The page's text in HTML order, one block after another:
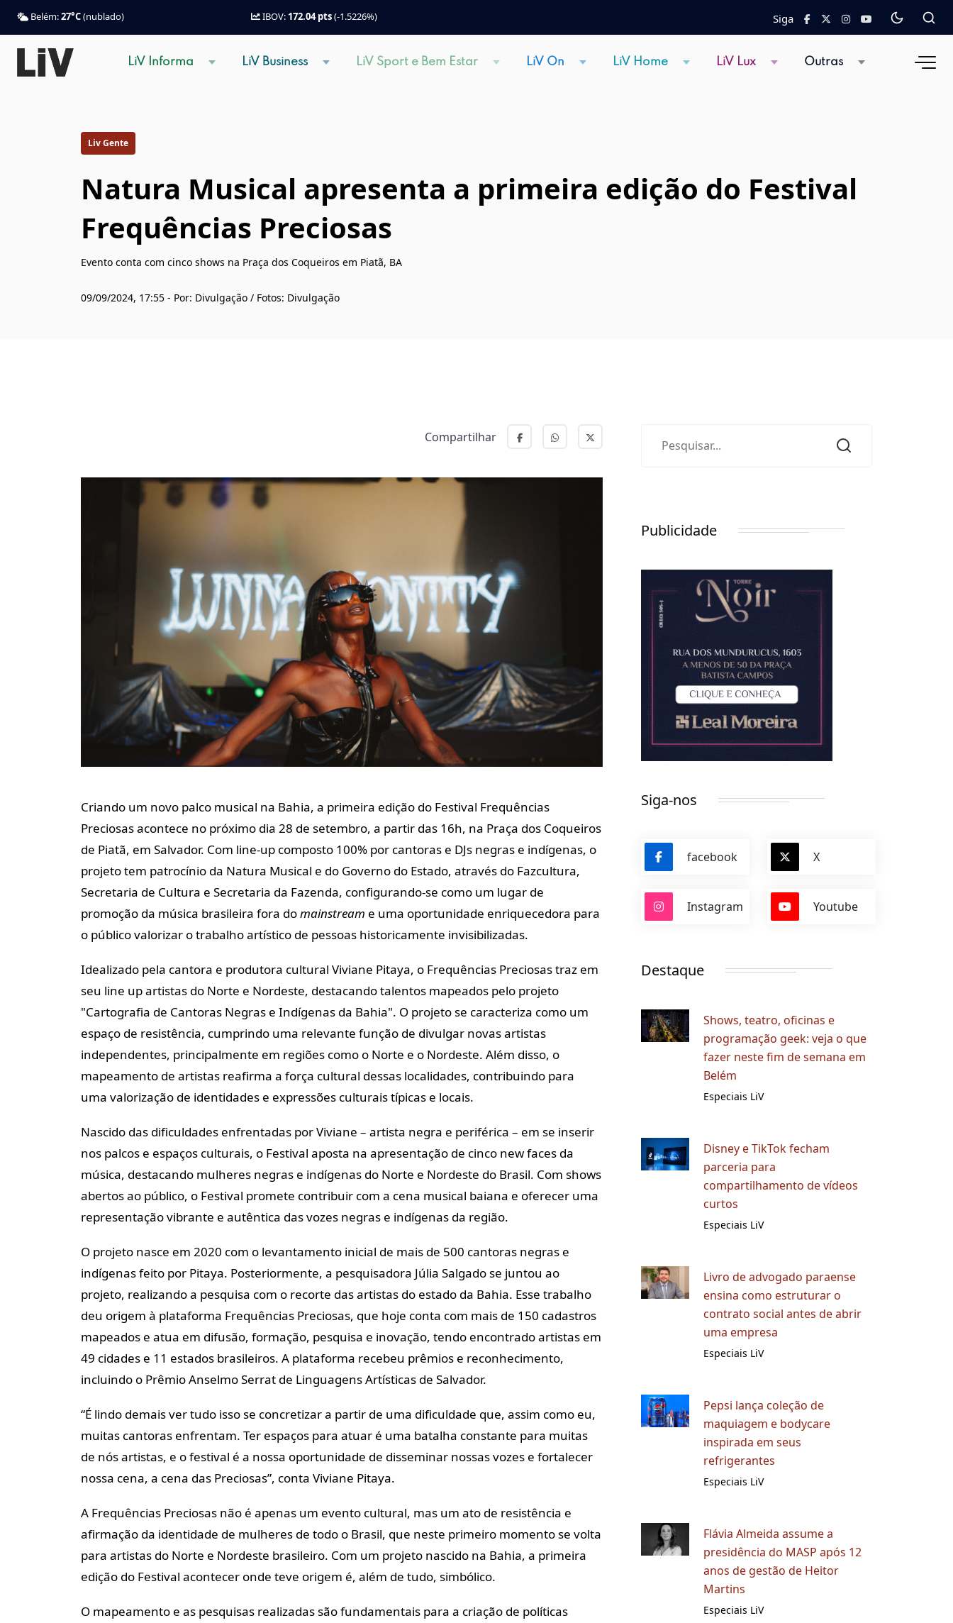
Belém:27°C(nublado) IBOV: 172.04 pts(-1.5226%) Siga
LiV Informa LiV Business LiV Sport e Bem Estar LiV On LiV Home LiV Lux Outras
Liv Gente
Natura Musical apresenta a primeira edição do Festival
Frequências Preciosas
Evento conta com cinco shows na Praça dos Coqueiros em Piatã, BA
09/09/2024, 17:55 - Por: Divulgação / Fotos: Divulgação
Compartilhar
Criando um novo palco musical na Bahia, a primeira edição do Festival Frequências
Preciosas acontece no próximo dia 28 de setembro, a partir das 16h, na Praça dos Coqueiros
de Piatã, em Salvador. Com line-up composto 100% por cantoras e DJs negras e indígenas, o
projeto tem patrocínio da Natura Musical e do Governo do Estado, através do Fazcultura,
Secretaria de Cultura e Secretaria da Fazenda, configurando-se como um lugar de
promoção da música brasileira fora domainstream e uma oportunidade enriquecedora para
o público valorizar o trabalho artístico de pessoas historicamente invisibilizadas.
Idealizado pela cantora e produtora cultural Viviane Pitaya, o Frequências Preciosas traz em
seu line up artistas do Norte e Nordeste, destacando talentos mapeados pelo projeto
"Cartografia de Cantoras Negras e Indígenas da Bahia". O projeto se caracteriza como um
espaço de resistência, cumprindo uma relevante função de divulgar novas artistas
independentes, principalmente em regiões como o Norte e o Nordeste. Além disso, o
mapeamento de artistas reafirma a força cultural dessas localidades, contribuindo para
uma valorização de identidades e expressões culturais típicas e locais.
Nascido das dificuldades enfrentadas por Viviane – artista negra e periférica – em se inserir
nos palcos e espaços culturais, o Festival aposta na apresentação de cinco new faces da
música, destacando mulheres negras e indígenas do Norte e Nordeste do Brasil. Com shows
abertos ao público, o Festival promete contribuir com a cena musical baiana e oferecer uma
representação vibrante e autêntica das vozes negras e indígenas da região.
O projeto nasce em 2020 com o levantamento inicial de mais de 500 cantoras negras e
indígenas feito por Pitaya. Posteriormente, a pesquisadora Júlia Salgado se juntou ao
projeto, realizando a pesquisa com o recorte das artistas do estado da Bahia. Esse trabalho
deu origem à plataforma Frequências Preciosas, que hoje conta com mais de 150 cadastros
mapeados e atua em difusão, formação, pesquisa e inovação, tendo encontrado artistas em
49 cidades e 11 estados brasileiros. A plataforma recebeu prêmios e reconhecimento,
incluindo o Prêmio Anselmo Serrat de Linguagens Artísticas de Salvador.
“É lindo demais ver tudo isso se concretizar a partir de uma dificuldade que, assim como eu,
muitas cantoras enfrentam. Ter espaços para atuar é uma batalha constante para muitas
de nós artistas, e o festival é a nossa oportunidade de disseminar nossas vozes e fortalecer
nossa cena, a cena das Preciosas”, conta Viviane Pitaya.
A Frequências Preciosas não é apenas um evento cultural, mas um ato de resistência e
afirmação da identidade de mulheres de todo o Brasil, que neste primeiro momento se volta
para artistas do Norte e Nordeste brasileiro. Com um projeto nascido na Bahia, a primeira
edição do Festival acontecer onde teve origem é, além de tudo, simbólico.
O mapeamento e as pesquisas realizadas são fundamentais para a criação de políticas
Publicidade
Siga-nos
facebook X
Instagram Youtube
Destaque
Shows, teatro, oficinas e
programação geek: veja o que
fazer neste fim de semana em
Belém
Especiais LiV
Disney e TikTok fecham
parceria para
compartilhamento de vídeos
curtos
Especiais LiV
Livro de advogado paraense
ensina como estruturar o
contrato social antes de abrir
uma empresa
Especiais LiV
Pepsi lança coleção de
maquiagem e bodycare
inspirada em seus
refrigerantes
Especiais LiV
Flávia Almeida assume a
presidência do MASP após 12
anos de gestão de Heitor
Martins
Especiais LiV